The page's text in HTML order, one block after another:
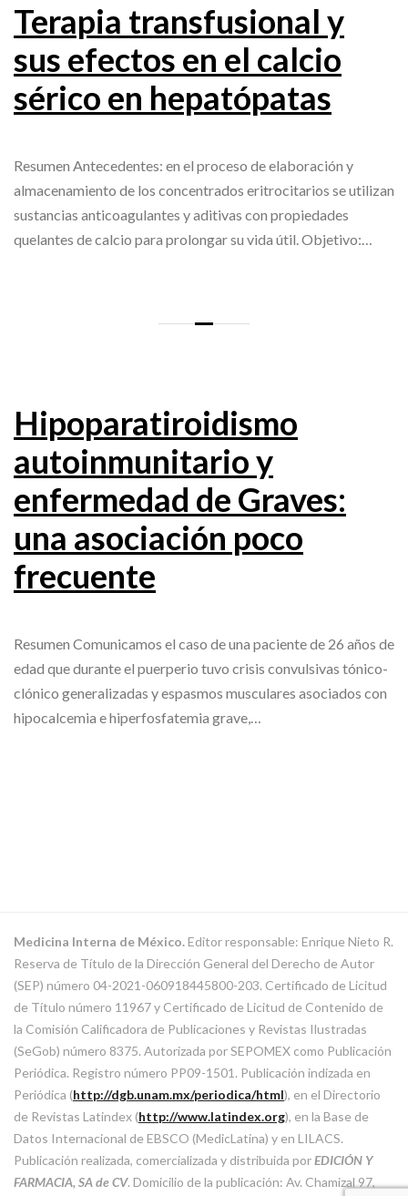
Terapia transfusional y
sus efectos en el calcio
sérico en hepatópatas
Resumen Antecedentes: en el proceso de elaboración y
almacenamiento de los concentrados eritrocitarios se utilizan
sustancias anticoagulantes y aditivas con propiedades
quelantes de calcio para prolongar su vida útil. Objetivo:…
Hipoparatiroidismo
autoinmunitario y
enfermedad de Graves:
una asociación poco
frecuente
Resumen Comunicamos el caso de una paciente de 26 años de
edad que durante el puerperio tuvo crisis convulsivas tónico-
clónico generalizadas y espasmos musculares asociados con
hipocalcemia e hiperfosfatemia grave,…
Medicina Interna de México.Editor responsable: Enrique Nieto R.
Reserva de Título de la Dirección General del Derecho de Autor
(SEP) número 04-2021-060918445800-203. Certificado de Licitud
de Título número 11967 y Certificado de Licitud de Contenido de
la Comisión Calificadora de Publicaciones y Revistas Ilustradas
(SeGob) número 8375. Autorizada por SEPOMEX como Publicación
Periódica. Registro número PP09-1501. Publicación indizada en
Periódica (http://dgb.unam.mx/periodica/html), en el Directorio
de Revistas Latindex (http://www.latindex.org), en la Base de
Datos Internacional de EBSCO (MedicLatina) y en LILACS.
Publicación realizada, comercializada y distribuida porEDICIÓN Y
FARMACIA, SA de CV. Domicilio de la publicación: Av. Chamizal 97,